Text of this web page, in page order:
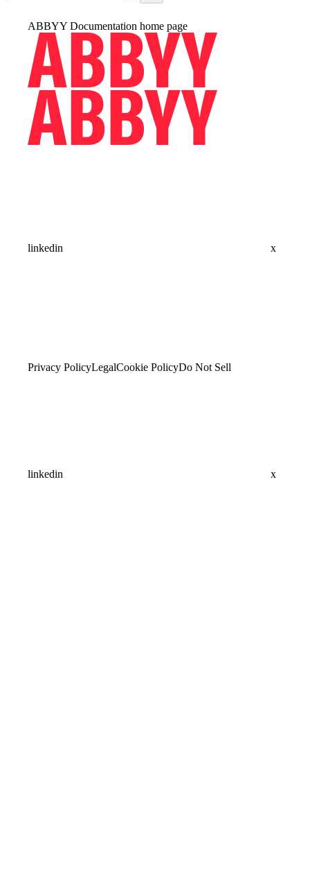
ABBYY Documentation home page
linkedin x
Privacy PolicyLegalCookie PolicyDo Not Sell
linkedin x